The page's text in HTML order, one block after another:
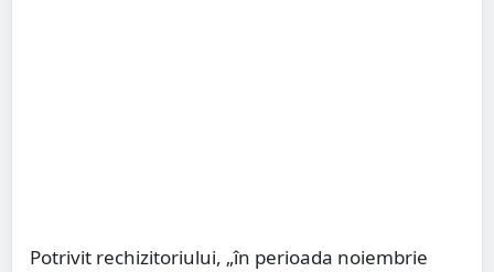
Potrivit rechizitoriului, „în perioada noiembrie